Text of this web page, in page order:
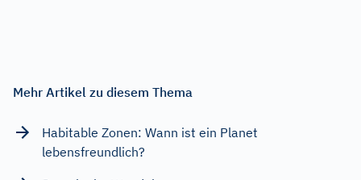
Mehr Artikel zu diesem Thema
Habitable Zonen: Wann ist ein Planet
lebensfreundlich?